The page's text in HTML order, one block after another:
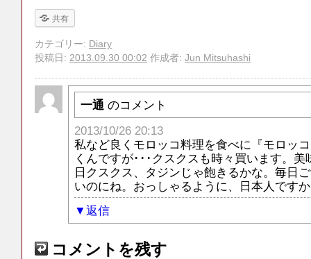
共有
カテゴリー: Diary
投稿日: 2013.09.30 00:02 作成者: Jun Mitsuhashi
一通 のコメント
2013/10/26 20:13
私など良くモロッコ料理を食べに『モロッ
くんですが･･･クスクスも時々買います。
日クスクス、タジンじゃ飽きるかな。毎日
いのにね。おっしゃるように、日本人です
返信
コメントを残す